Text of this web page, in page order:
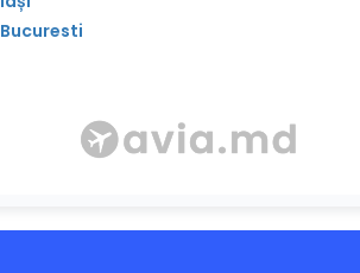
Bucuresti